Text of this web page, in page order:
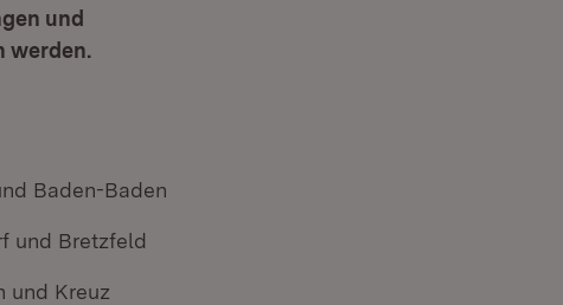
und
werden.
Baden-Baden
und Bretzfeld
und Kreuz